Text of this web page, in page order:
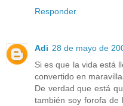
Responder
Adi 28 de mayo de
Si es que la vida está
convertido en
De verdad que está
también soy forofa de